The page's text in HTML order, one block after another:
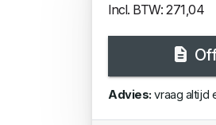
Incl. BTW: 271,04
Advies: vraag altijd